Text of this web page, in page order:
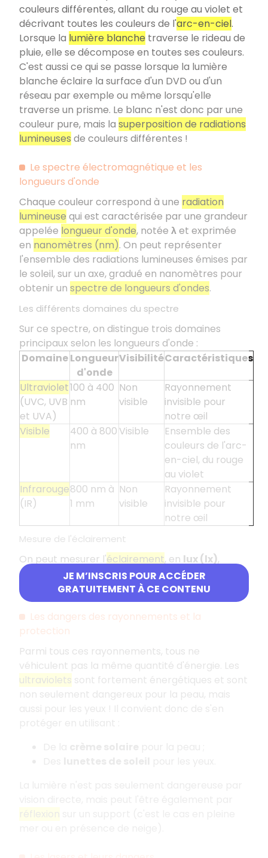
JE M’INSCRIS POUR ACCÉDER
GRATUITEMENT À CE CONTENU
couleurs différentes, allant du rouge au violet et
décrivant toutes les couleurs de l'arc-en-ciel.
Lorsque la lumière blanche traverse le rideau de
pluie, elle se décompose en toutes ses couleurs.
C'est aussi ce qui se passe lorsque la lumière
blanche éclaire la surface d'un DVD ou d'un
réseau par exemple ou même lorsqu'elle
traverse un prisme. Le blanc n'est donc par une
couleur pure, mais la superposition de radiations
lumineuses de couleurs différentes !
Le spectre électromagnétique et les
longueurs d'onde
Chaque couleur correspond à une radiation
lumineuse qui est caractérisée par une grandeur
appelée longueur d'onde, notée λet exprimée
en nanomètres (nm). On peut représenter
l'ensemble des radiations lumineuses émises par
le soleil, sur un axe, gradué en nanomètres pour
obtenir un spectre de longueurs d'ondes.
Les différents domaines du spectre
Sur ce spectre, on distingue trois domaines
principaux selon les longueurs d'onde :
DomaineLongueur
d'onde
VisibilitéCaractéristiques
Ultraviolet
(UVC, UVB
et UVA)
100 à 400
nm
Non
visible
Rayonnement
invisible pour
notre œil
Visible
400 à 800
nm
Visible
Ensemble des
couleurs de l'arc-
en-ciel, du rouge
au violet
Infrarouge
(IR)
800 nm à
1 mm
Non
visible
Rayonnement
invisible pour
notre œil
Mesure de l'éclairement
On peut mesurer l'éclairement, en lux (lx),
c'est-à-dire la quantité de rayonnement, à l'aide
d'un
luxmètre.
Les dangers des rayonnements et la
protection
Parmi tous ces rayonnements, tous ne
véhiculent pas la même quantité d'énergie. Les
ultraviolets sont fortement énergétiques et sont
non seulement dangereux pour la peau, mais